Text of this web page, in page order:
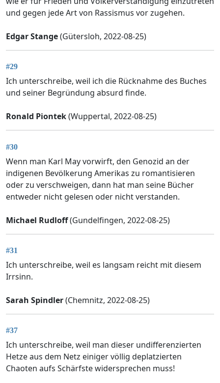
und gegen jede Art von Rassismus vor zugehen.
Edgar Stange(Gütersloh, 2022-08-25)
#29
Ich unterschreibe, weil ich die Rücknahme des Buches
und seiner Begründung absurd finde.
Ronald Piontek(Wuppertal, 2022-08-25)
#30
Wenn man Karl May vorwirft, den Genozid an der
indigenen Bevölkerung Amerikas zu romantisieren
oder zu verschweigen, dann hat man seine Bücher
entweder nicht gelesen oder nicht verstanden.
Michael Rudloff(Gundelfingen, 2022-08-25)
#31
Ich unterschreibe, weil es langsam reicht mit diesem
Irrsinn.
Sarah Spindler(Chemnitz, 2022-08-25)
#37
Ich unterschreibe, weil man dieser undifferenzierten
Hetze aus dem Netz einiger völlig deplatzierten
Chaoten aufs Schärfste widersprechen muss!